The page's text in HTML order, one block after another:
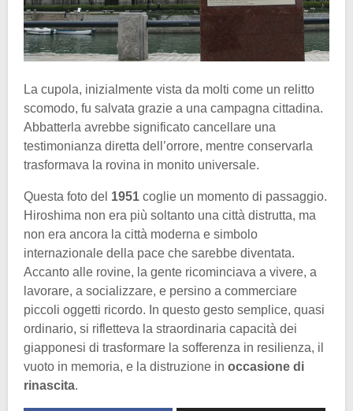
La cupola, inizialmente vista da molti come un relitto
scomodo, fu salvata grazie a una campagna cittadina.
Abbatterla avrebbe significato cancellare una
testimonianza diretta dell’orrore, mentre conservarla
trasformava la rovina in monito universale.
Questa foto del 1951 coglie un momento di passaggio.
Hiroshima non era più soltanto una città distrutta, ma
non era ancora la città moderna e simbolo
internazionale della pace che sarebbe diventata.
Accanto alle rovine, la gente ricominciava a vivere, a
lavorare, a socializzare, e persino a commerciare
piccoli oggetti ricordo. In questo gesto semplice, quasi
ordinario, si rifletteva la straordinaria capacità dei
giapponesi di trasformare la sofferenza in resilienza, il
vuoto in memoria, e la distruzione in occasione di
rinascita.